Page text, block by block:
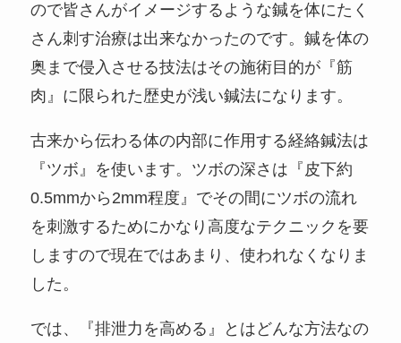
ので皆さんがイメージするような鍼を体にたく
さん刺す治療は出来なかったのです。鍼を体の
奥まで侵入させる技法はその施術目的が『筋
肉』に限られた歴史が浅い鍼法になります。
古来から伝わる体の内部に作用する経絡鍼法は
『ツボ』を使います。ツボの深さは『皮下約
0.5mmから2mm程度』でその間にツボの流れ
を刺激するためにかなり高度なテクニックを要
しますので現在ではあまり、使われなくなりま
した。
では、『排泄力を高める』とはどんな方法なの